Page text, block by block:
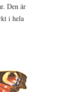
Den är
i hela